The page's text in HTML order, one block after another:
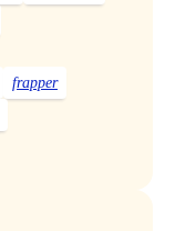
frapper